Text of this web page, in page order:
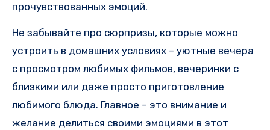
прочувствованных эмоций.
Не забывайте про сюрпризы, которые можно
устроить в домашних условиях – уютные вечера
с просмотром любимых фильмов, вечеринки с
близкими или даже просто приготовление
любимого блюда. Главное – это внимание и
желание делиться своими эмоциями в этот